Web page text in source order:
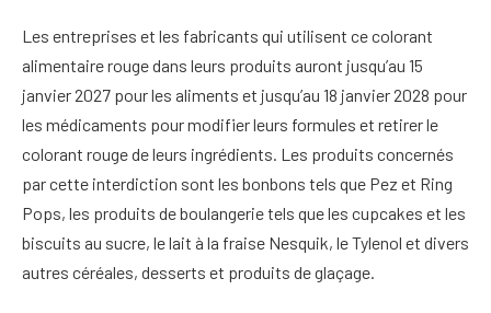
Les entreprises et les fabricants qui utilisent ce colorant
alimentaire rouge dans leurs produits auront jusqu’au 15
janvier 2027 pour les aliments et jusqu’au 18 janvier 2028 pour
les médicaments pour modifier leurs formules et retirer le
colorant rouge de leurs ingrédients. Les produits concernés
par cette interdiction sont les bonbons tels que Pez et Ring
Pops, les produits de boulangerie tels que les cupcakes et les
biscuits au sucre, le lait à la fraise Nesquik, le Tylenol et divers
autres céréales, desserts et produits de glaçage.